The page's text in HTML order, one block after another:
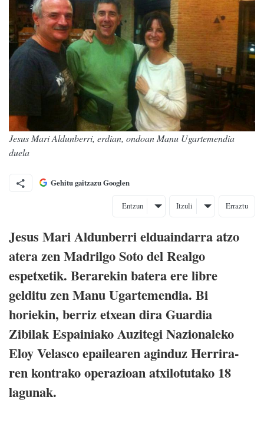
Jesus Mari Aldunberri, erdian, ondoan Manu Ugartemendia
duela
Gehitu gaitzazu Googlen
Entzun Itzuli Erraztu
Jesus Mari Aldunberri elduaindarra atzo
atera zen Madrilgo Soto del Realgo
espetxetik. Berarekin batera ere libre
gelditu zen Manu Ugartemendia. Bi
horiekin, berriz etxean dira Guardia
Zibilak Espainiako Auzitegi Nazionaleko
Eloy Velasco epailearen aginduz Herrira-
ren kontrako operazioan atxilotutako 18
lagunak.